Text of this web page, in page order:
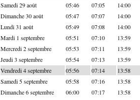
Samedi 29 août 05:46 07:05 14:00
Dimanche 30 août 05:47 07:07 14:00
Lundi 31 août 05:49 07:08 14:00
Mardi 1 septembre 05:51 07:10 13:59
Mercredi 2 septembre 05:53 07:11 13:59
Jeudi 3 septembre 05:54 07:13 13:59
Vendredi 4 septembre 05:56 07:14 13:58
Samedi 5 septembre 05:58 07:16 13:58
Dimanche 6 septembre 06:00 07:17 13:58